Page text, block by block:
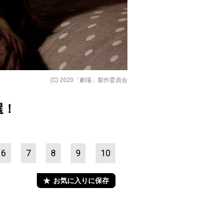
(C) 2020「劇場」製作委員会
6 7 8 9 10
お気に入りに保存